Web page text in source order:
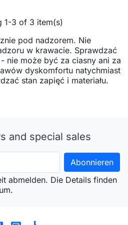
1-3 of 3 item(s)
pod nadzorem. Nie
w krawacie. Sprawdzać
nie może być za ciasny ani za
dyskomfortu natychmiast
stan zapięć i materiału.
and special sales
abmelden. Die Details finden